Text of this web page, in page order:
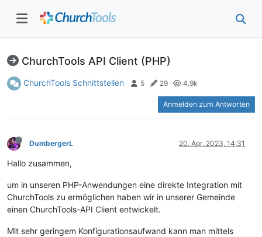
ChurchTools API Client (PHP)
ChurchTools Schnittstellen 5 29 4.9k
Anmelden zum Antworten
DumbergerL 20. Apr. 2023, 14:31
Hallo zusammen,
um in unseren PHP-Anwendungen eine direkte Integration mit
ChurchTools zu ermöglichen haben wir in unserer Gemeinde
einen ChurchTools-API Client entwickelt.
Mit sehr geringem Konfigurationsaufwand kann man mittels